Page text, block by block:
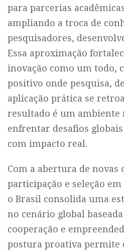
para parcerias
ampliando a troca de
pesquisadores,
Essa aproximação
inovação como um todo,
positivo onde pesquisa,
aplicação prática se
resultado é um ambiente
enfrentar desafios
com impacto real.
Com a abertura de novas
participação e seleção
o Brasil consolida uma
no cenário global
cooperação e
postura proativa permite